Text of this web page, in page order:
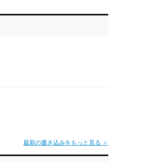
最新の書き込みをもっと見る ＞